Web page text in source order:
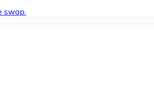
swap.